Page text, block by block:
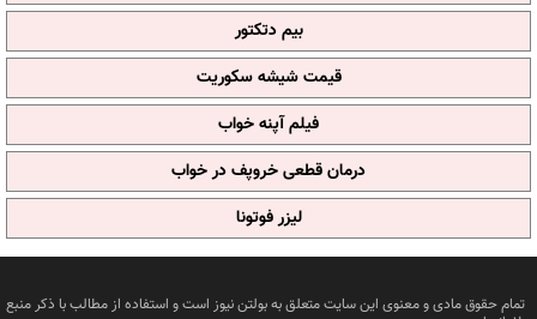
بیم دتکتور
قیمت شیشه سکوریت
فیلم آپنه خواب
درمان قطعی خروپف در خواب
لیزر فوتونا
تمام حقوق مادی و معنوی این سایت متعلق به بولتن نیوز است و استفاده از مطالب با ذکر منبع